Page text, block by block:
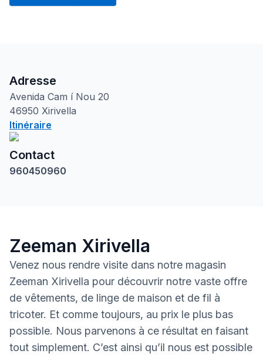
Adresse
Avenida Cam í Nou 20
46950 Xirivella
Itinéraire
Contact
960450960
Zeeman Xirivella
Venez nous rendre visite dans notre magasin
Zeeman Xirivella pour découvrir notre vaste offre
de vêtements, de linge de maison et de fil à
tricoter. Et comme toujours, au prix le plus bas
possible. Nous parvenons à ce résultat en faisant
tout simplement. C’est ainsi qu’il nous est possible